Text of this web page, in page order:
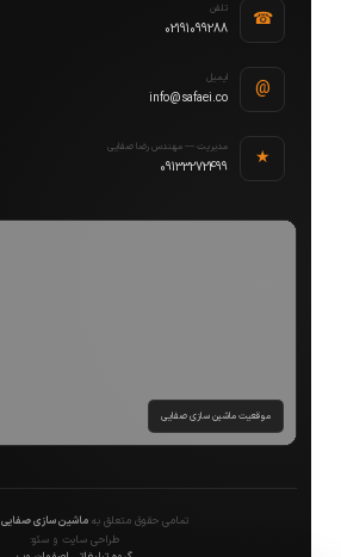
☎ تلفن
02191099288
@ ایمیل
info@safaei.co
★ مدیریت — مهندس رضا صفایی
09133272499
موقعیت ماشین سازی صفایی
تمامی حقوق متعلق به ماشین سازی صفایی
طراحی سایت و سئو: